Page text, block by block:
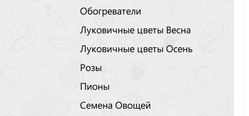
Обогреватели
Луковичные цветы Весна
Луковичные цветы Осень
Розы
Пионы
Семена Овощей